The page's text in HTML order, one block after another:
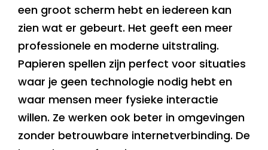
een groot scherm hebt en iedereen kan
zien wat er gebeurt. Het geeft een meer
professionele en moderne uitstraling.
Papieren spellen zijn perfect voor situaties
waar je geen technologie nodig hebt en
waar mensen meer fysieke interactie
willen. Ze werken ook beter in omgevingen
zonder betrouwbare internetverbinding. De